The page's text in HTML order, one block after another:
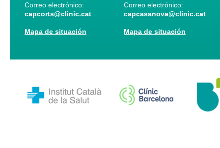
Correo electrónico:
capcorts@clinic.cat
Mapa de situación
Correo electrónico:
capcasanova@clinic.cat
Mapa de situación